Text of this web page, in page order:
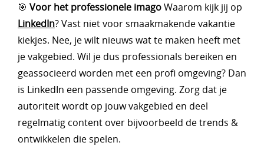
🎯 Voor het professionele imagoWaarom kijk jij op
LinkedIn? Vast niet voor smaakmakende vakantie
kiekjes. Nee, je wilt nieuws wat te maken heeft met
je vakgebied. Wil je dus professionals bereiken en
geassocieerd worden met een profi omgeving? Dan
is LinkedIn een passende omgeving. Zorg dat je
autoriteit wordt op jouw vakgebied en deel
regelmatig content over bijvoorbeeld de trends &
ontwikkelen die spelen.